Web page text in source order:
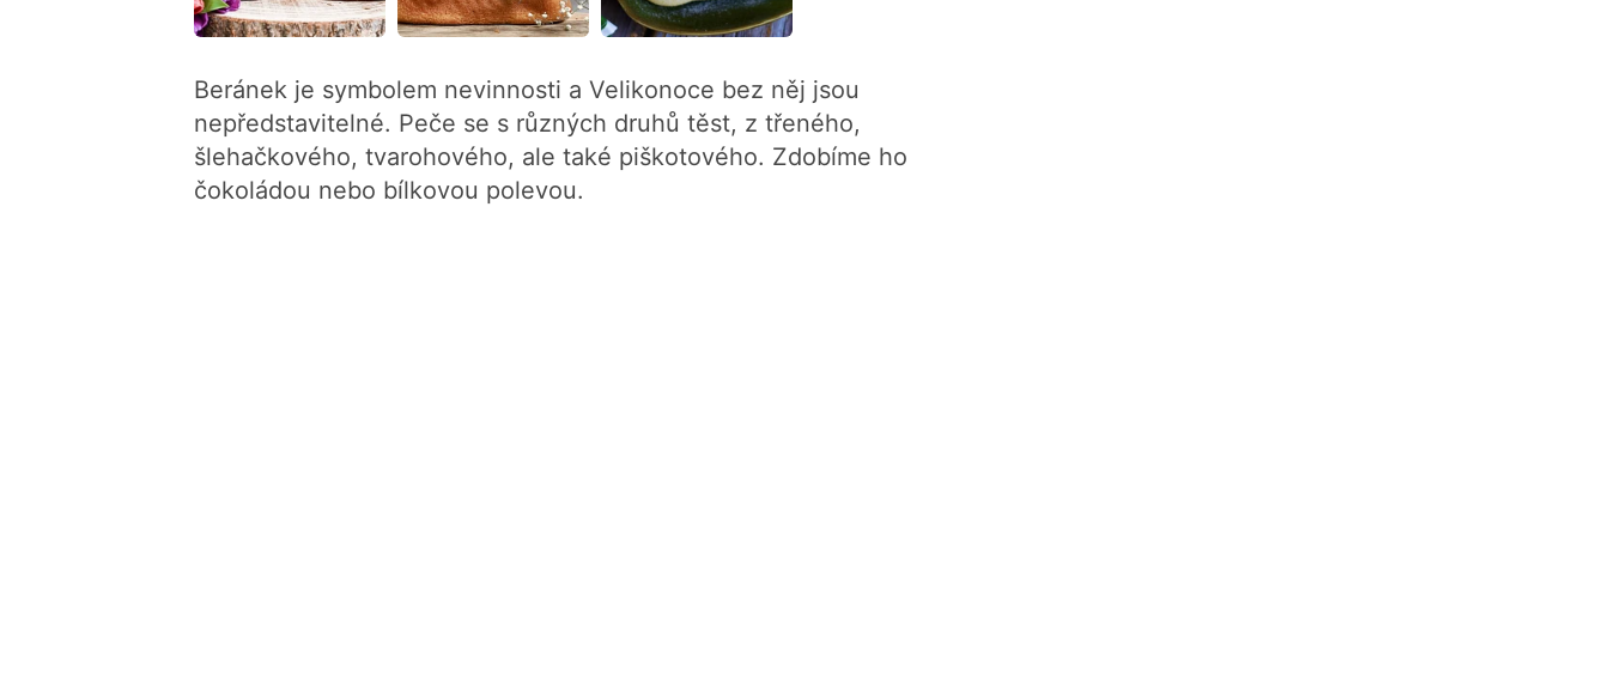
Beránek je symbolem nevinnosti a Velikonoce bez něj jsou
nepředstavitelné. Peče se s různých druhů těst, z třeného,
šlehačkového, tvarohového, ale také piškotového. Zdobíme ho
čokoládou nebo bílkovou polevou.